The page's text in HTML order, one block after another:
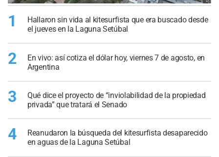
1
Hallaron sin vida al kitesurfista que era buscado desde
el jueves en la Laguna Setúbal
2
En vivo: así cotiza el dólar hoy, viernes 7 de agosto, en
Argentina
3
Qué dice el proyecto de “inviolabilidad de la propiedad
privada” que tratará el Senado
4
Reanudaron la búsqueda del kitesurfista desaparecido
en aguas de la Laguna Setúbal